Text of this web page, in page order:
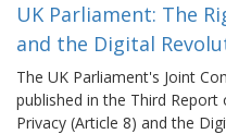
UK Parliament: The
and the Digital
The UK Parliament's Joint
published in the Third
Privacy (Article 8) and the